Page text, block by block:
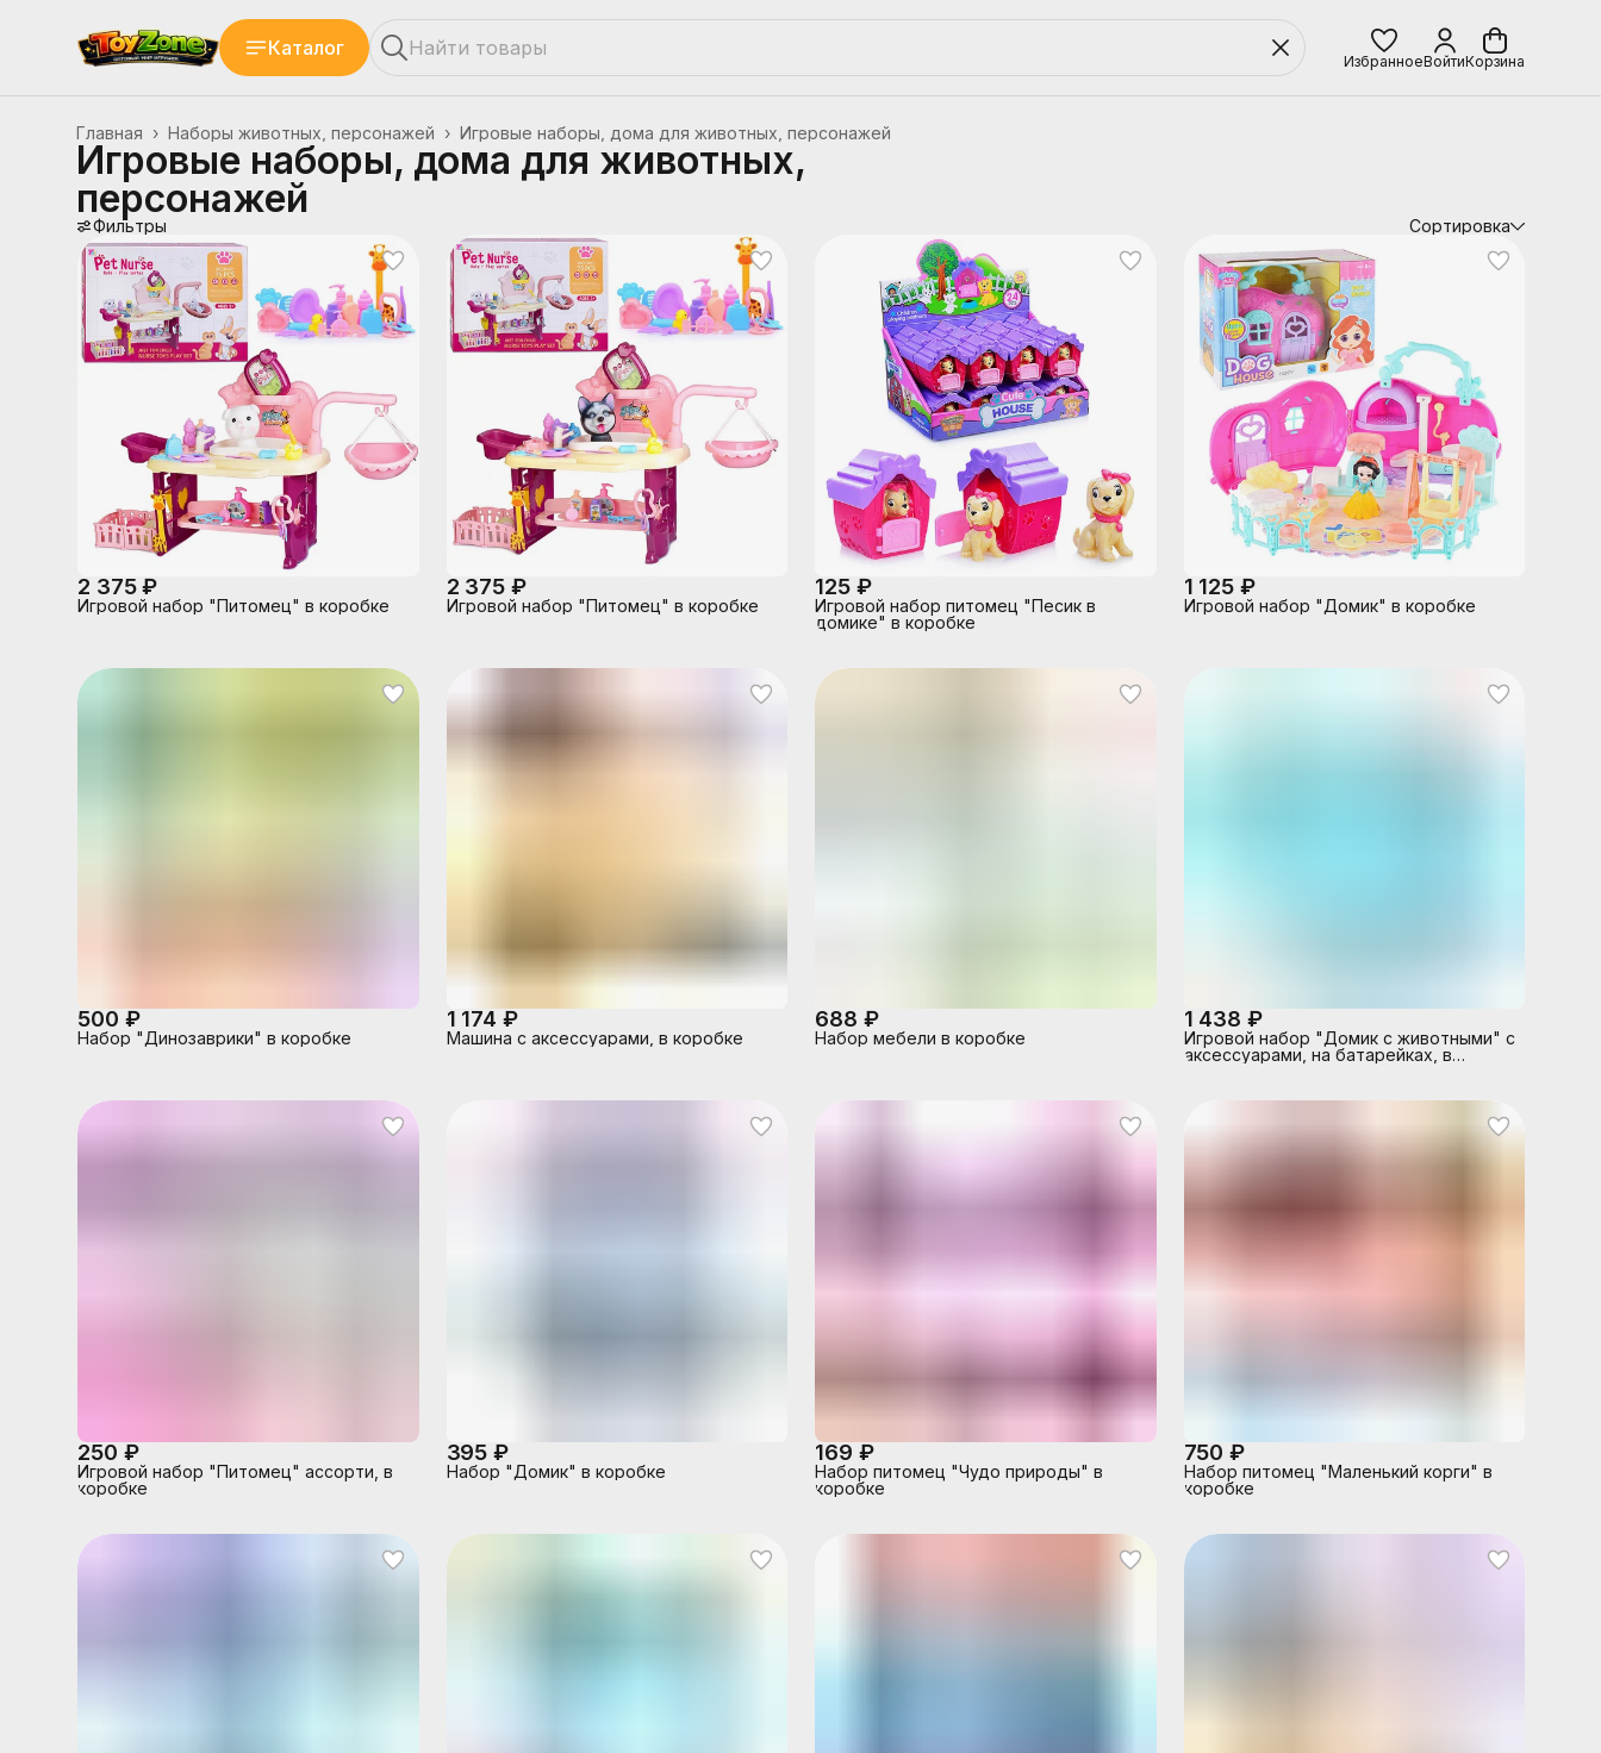
Каталог
ИзбранноеВойтиКорзина
Игровые наборы, дома для животных, персонажей
Наборы животных, персонажей ›
Главная ›
Игровые наборы, дома для животных,
персонажей
Фильтры Сортировка
2 375 ₽
Игровой набор "Питомец" в коробке
2 375 ₽
Игровой набор "Питомец" в коробке
125 ₽
Игровой набор питомец "Песик в
домике" в коробке
1 125 ₽
Игровой набор "Домик" в коробке
500 ₽
Набор "Динозаврики" в коробке
1 174 ₽
Машина с аксессуарами, в коробке
688 ₽
Набор мебели в коробке
1 438 ₽
Игровой набор "Домик с животными" с
аксессуарами, на батарейках, в
250 ₽
Игровой набор "Питомец" ассорти, в
коробке
395 ₽
Набор "Домик" в коробке
169 ₽
Набор питомец "Чудо природы" в
коробке
750 ₽
Набор питомец "Маленький корги" в
коробке